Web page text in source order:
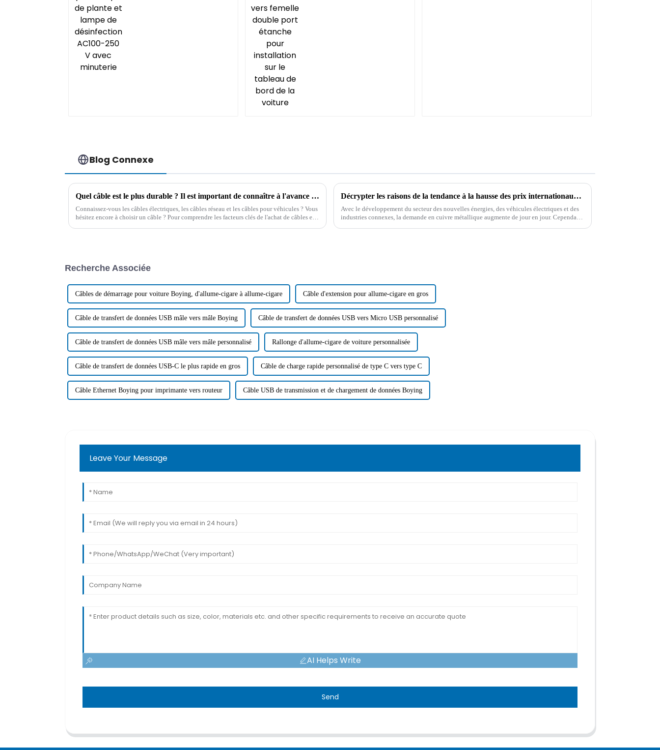
Blog Connexe
Quel câble est le plus durable ? Il est important de connaître à l'avance les connaissances d'un professionnel !
Connaissez-vous les câbles électriques, les câbles réseau et les câbles pour véhicules ? Vous
hésitez encore à choisir un câble ? Pour comprendre les facteurs clés de l'achat de câbles et
Décrypter les raisons de la tendance à la hausse des prix internationaux du cuivre
Avec le développement du secteur des nouvelles énergies, des véhicules électriques et des
industries connexes, la demande en cuivre métallique augmente de jour en jour. Cependant,
Recherche Associée
Câbles de démarrage pour voiture Boying, d'allume-cigare à allume-cigare Câble d'extension pour allume-cigare en gros
Câble de transfert de données USB mâle vers mâle Boying Câble de transfert de données USB vers Micro USB personnalisé
Câble de transfert de données USB mâle vers mâle personnalisé Rallonge d'allume-cigare de voiture personnalisée
Câble de transfert de données USB-C le plus rapide en gros Câble de charge rapide personnalisé de type C vers type C
Câble Ethernet Boying pour imprimante vers routeur Câble USB de transmission et de chargement de données Boying
Leave Your Message
AI Helps Write
Send